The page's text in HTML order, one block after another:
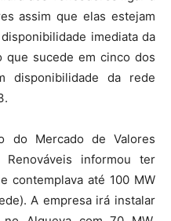
assim que elas estejam
imediata da
que sucede em cinco dos
disponibilidade da rede
do Mercado de Valores
Renováveis informou ter
contemplava até 100 MW
A empresa irá instalar